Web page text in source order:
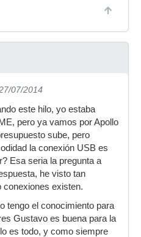
07/2014
este hilo, yo estaba
pero ya vamos por Apollo
sube, pero
la conexión USB es
Esa seria la pregunta a
he visto tan
existen.
tengo el conocimiento para
Gustavo es buena para la
es todo, y como siempre